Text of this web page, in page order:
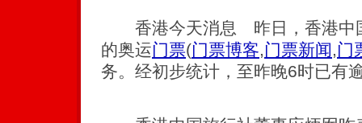
香港今天消息 昨日，香港中
的奥运门票(门票博客,门票新闻,门
务。经初步统计，至昨晚6时已有